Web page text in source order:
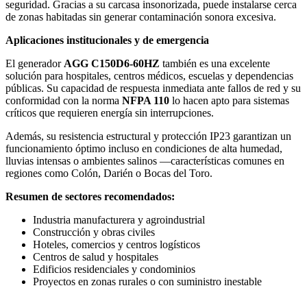
seguridad. Gracias a su carcasa insonorizada, puede instalarse cerca
de zonas habitadas sin generar contaminación sonora excesiva.
Aplicaciones institucionales y de emergencia
El generadorAGG C150D6-60HZ también es una excelente
solución para hospitales, centros médicos, escuelas y dependencias
públicas. Su capacidad de respuesta inmediata ante fallos de red y su
conformidad con la norma NFPA 110 lo hacen apto para sistemas
críticos que requieren energía sin interrupciones.
Además, su resistencia estructural y protección IP23 garantizan un
funcionamiento óptimo incluso en condiciones de alta humedad,
lluvias intensas o ambientes salinos —características comunes en
regiones como Colón, Darién o Bocas del Toro.
Resumen de sectores recomendados:
Industria manufacturera y agroindustrial
Construcción y obras civiles
Hoteles, comercios y centros logísticos
Centros de salud y hospitales
Edificios residenciales y condominios
Proyectos en zonas rurales o con suministro inestable